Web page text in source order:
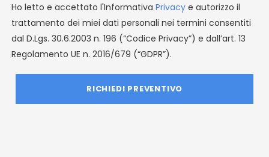
Ho letto e accettato l'Informativa Privacy e autorizzo il
trattamento dei miei dati personali nei termini consentiti
dal D.Lgs. 30.6.2003 n. 196 (“Codice Privacy”) e dall’art. 13
Regolamento UE n. 2016/679 (“GDPR”).